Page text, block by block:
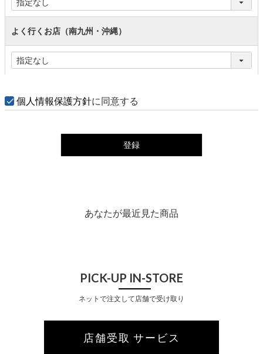
よく行くお店（南九州・沖縄）
個人情報保護方針に同意する
登録
あなたが最近見た商品
PICK-UP IN-STORE
ネットで注文して店舗で受け取り
店舗受取 サービス